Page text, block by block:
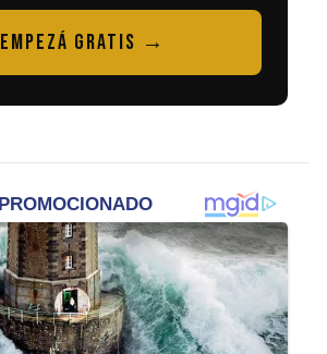
EMPEZÁ GRATIS →